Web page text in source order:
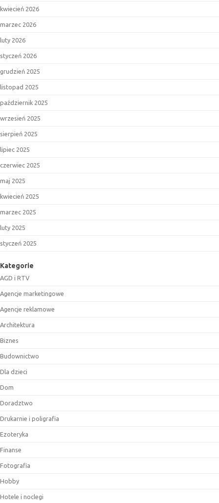
kwiecień 2026
marzec 2026
luty 2026
styczeń 2026
grudzień 2025
listopad 2025
październik 2025
wrzesień 2025
sierpień 2025
lipiec 2025
czerwiec 2025
maj 2025
kwiecień 2025
marzec 2025
luty 2025
styczeń 2025
Kategorie
AGD i RTV
Agencje marketingowe
Agencje reklamowe
Architektura
Biznes
Budownictwo
Dla dzieci
Dom
Doradztwo
Drukarnie i poligrafia
Ezoteryka
Finanse
Fotografia
Hobby
Hotele i noclegi